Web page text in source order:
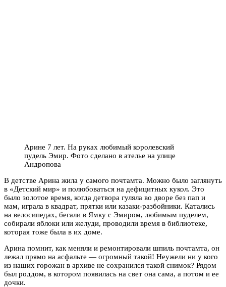
Арине 7 лет. На руках любимый королевский
пудель Эмир. Фото сделано в ателье на улице
Андропова
В детстве Арина жила у самого почтамта. Можно было заглянуть
в «Детский мир» и полюбоваться на дефицитных кукол. Это
было золотое время, когда детвора гуляла во дворе без пап и
мам, играла в квадрат, прятки или казаки-разбойники. Катались
на велосипедах, бегали в Ямку с Эмиром, любимым пуделем,
собирали яблоки или желуди, проводили время в библиотеке,
которая тоже была в их доме.
Арина помнит, как меняли и ремонтировали шпиль почтамта, он
лежал прямо на асфальте — огромный такой! Неужели ни у кого
из наших горожан в архиве не сохранился такой снимок? Рядом
был роддом, в котором появилась на свет она сама, а потом и ее
дочки.